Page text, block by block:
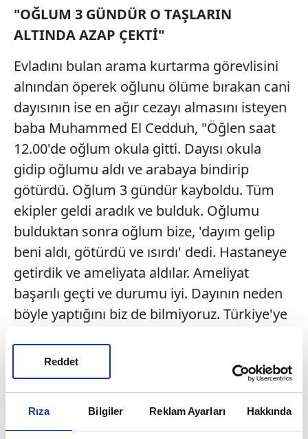
Rıza Bilgiler Reklam Ayarları Hakkında
Reddet
"OĞLUM 3 GÜNDÜR O TAŞLARIN
ALTINDA AZAP ÇEKTİ"
Evladını bulan arama kurtarma görevlisini
alnından öperek oğlunu ölüme bırakan cani
dayısının ise en ağır cezayı almasını isteyen
baba Muhammed El Cedduh, "Öğlen saat
12.00'de oğlum okula gitti. Dayısı okula
gidip oğlumu aldı ve arabaya bindirip
götürdü. Oğlum 3 gündür kayboldu. Tüm
ekipler geldi aradık ve bulduk. Oğlumu
bulduktan sonra oğlum bize, 'dayım gelip
beni aldı, götürdü ve ısırdı' dedi. Hastaneye
getirdik ve ameliyata aldılar. Ameliyat
başarılı geçti ve durumu iyi. Dayının neden
böyle yaptığını biz de bilmiyoruz. Türkiye'ye
aradılar ve buldular. Onlara da teşekkür
ederim. Biz 3 gündür uyumadık. Oğlum 3
gündür o taşların altında azap çekti.
Oğluma bunu yapan caninin en ağır cezayı